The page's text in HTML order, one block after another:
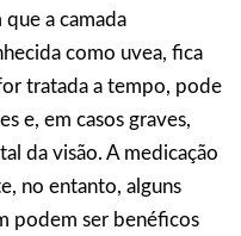
a camada
como uvea, fica
tratada a tempo, pode
e, em casos graves,
da visão. A medicação
no entanto, alguns
podem ser benéficos